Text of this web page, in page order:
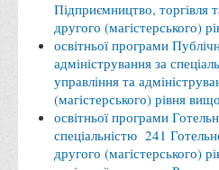
Контакти державних та
допомагають тим, хто
пов'язане з конфліктом та їх
10 точних фактів про
наркотики. Врятуй чиєсь
Контакти
3D тур
Підприємництво, торгівля
другого (магістерського)
освітньої програми
адміністрування за
управління та
(магістерського) рівня
освітньої програми
спеціальністю 241
другого (магістерського)